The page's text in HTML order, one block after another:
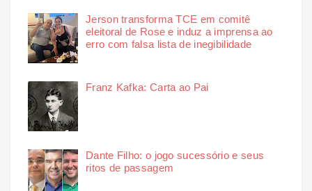
Jerson transforma TCE em comitê
eleitoral de Rose e induz a imprensa ao
erro com falsa lista de inegibilidade
Franz Kafka: Carta ao Pai
Dante Filho: o jogo sucessório e seus
ritos de passagem